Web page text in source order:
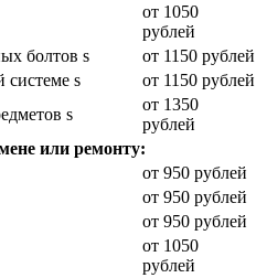
от 1050
рублей
болтов s
от 1150 рублей
системе s
от 1150 рублей
s
от 1350
рублей
или ремонту:
от 950 рублей
от 950 рублей
от 950 рублей
от 1050
рублей